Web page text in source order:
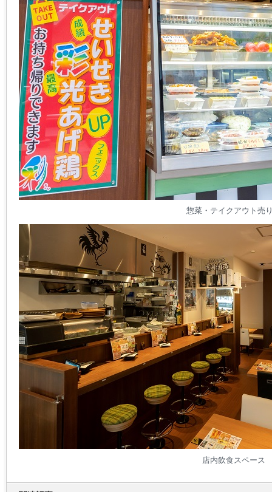
惣菜・テイクアウト売
店内飲食スペース